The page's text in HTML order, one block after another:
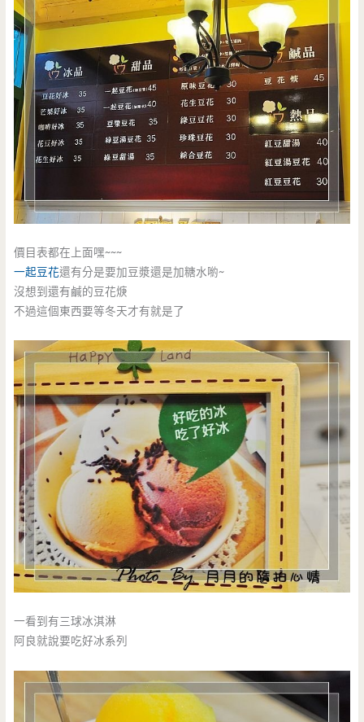
價目表都在上面嘿~~~
一起豆花還有分是要加豆漿還是加糖水喲~
沒想到還有鹹的豆花焿
不過這個東西要等冬天才有就是了
一看到有三球冰淇淋
阿良就說要吃好冰系列